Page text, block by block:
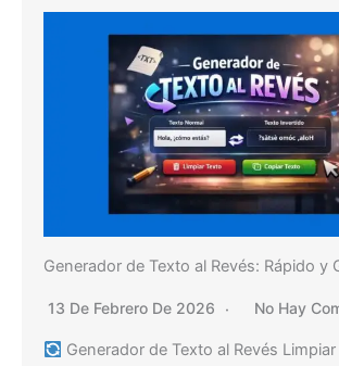
Generador de Texto al Revés: Rápido y
13 De Febrero De 2026 No Hay
Generador de Texto al Revés